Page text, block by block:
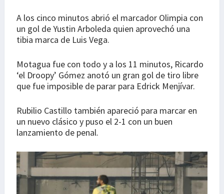
A los cinco minutos abrió el marcador Olimpia con
un gol de Yustin Arboleda quien aprovechó una
tibia marca de Luis Vega.
Motagua fue con todo y a los 11 minutos, Ricardo
‘el Droopy’ Gómez anotó un gran gol de tiro libre
que fue imposible de parar para Edrick Menjívar.
Rubilio Castillo también apareció para marcar en
un nuevo clásico y puso el 2-1 con un buen
lanzamiento de penal.